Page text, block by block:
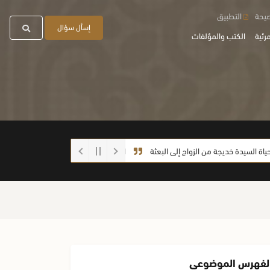
الكتب والمؤلفات
التطبيق
إسأل سؤال
خديجة من الزواج إلى البعثة احذروا الغش أيها الطلاب
الموضوعي